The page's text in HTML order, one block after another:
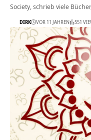
Society, schrieb viele
DIRK VOR 11 JAHREN 551